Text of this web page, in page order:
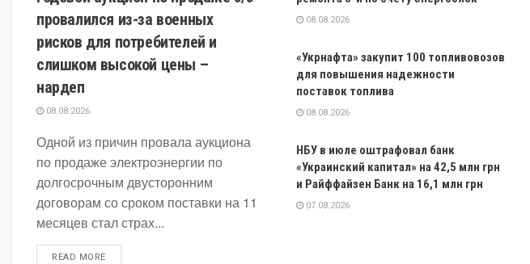
провалился из-за военных
рисков для потребителей и
слишком высокой цены –
нардеп
08.08.2026
Одной из причин провала аукциона
по продаже электроэнергии по
долгосрочным двусторонним
договорам со сроком поставки на 11
месяцев стал страх...
READ MOREDETAILS
08.08.2026
«Укрнафта» закупит 100 топливовозов
для повышения надежности
поставок топлива
08.08.2026
НБУ в июле оштрафовал банк
«Украинский капитал» на 42,5 млн грн
и Райффайзен Банк на 16,1 млн грн
07.08.2026